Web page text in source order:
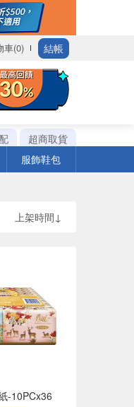
車(0) 結帳
超商取貨
服飾鞋包
上架時間↓
-10PCx36